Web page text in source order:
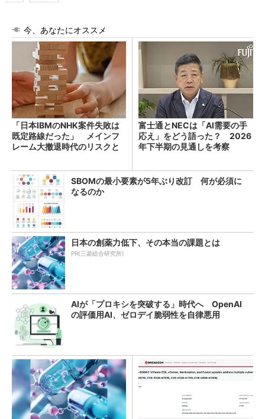
今、あなたにオススメ
「日本IBMのNHK案件失敗は
既定路線だった」 メインフ
レーム大撤退時代のリスクと
富士通とNECは「AI需要の手
応え」をどう語った？ 2026
年下半期の見通しを考察
SBOMの最小要素が5年ぶり改訂 何が必須に
なるのか
日本の創薬力低下、その本当の課題とは
PR(三菱総合研究所)
AIが「プロキシを突破する」時代へ OpenAI
の評価用AI、ゼロデイ脆弱性を自律悪用